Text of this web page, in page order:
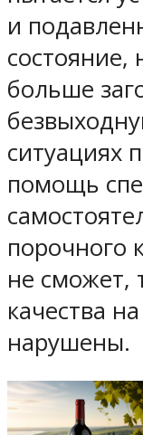
и
больше
ситуациях
помощь
порочного
не сможет,
качества
нарушены.